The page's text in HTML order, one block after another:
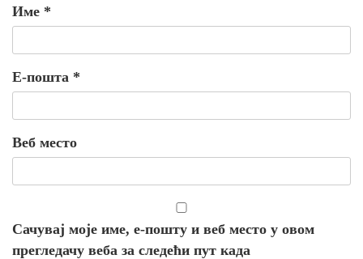
Име *
Е-пошта *
Веб место
Сачувај моје име, е-пошту и веб место у овом
прегледачу веба за следећи пут када